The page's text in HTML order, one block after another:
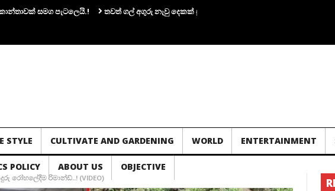
සමග පැටලෙයි.! තවත් ගල් අගුරු නැවු දෙකක් ප‍්‍රමිතිය බාල බව හෙලිවේ – සමාගම මීට පෙර එවූ නැව්
STYLE CULTIVATE AND GARDENING WORLD ENTERTAINMENT
POLICY ABOUT US OBJECTIVE
රෝහලේදීම රිමාන්ඩ්..! (VIDEO)